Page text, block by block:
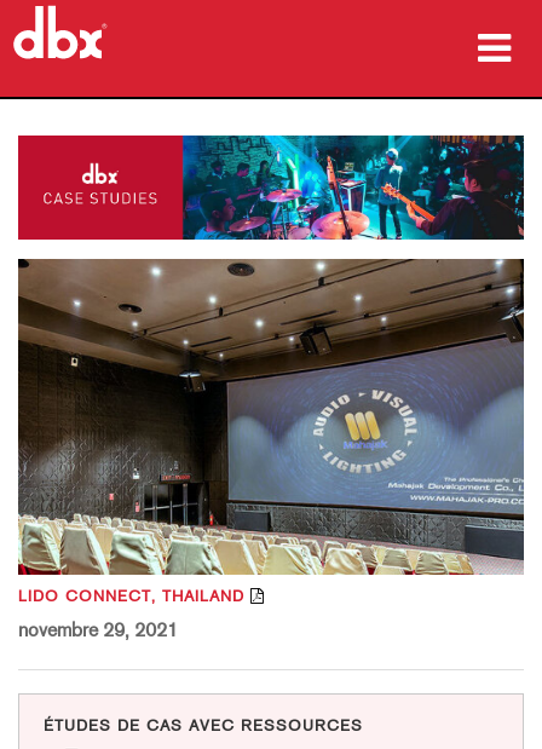
Études de cas
Où acheter
Formation
Support
Langue/Région
LIDO CONNECT, THAILAND
novembre 29, 2021
ÉTUDES DE CAS AVEC RESSOURCES